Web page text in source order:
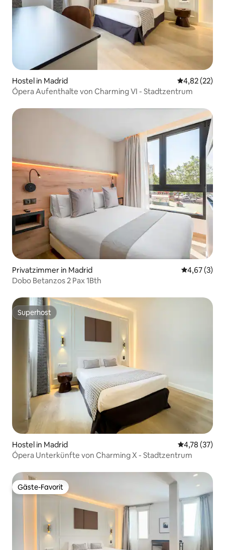
Hostel in Madrid
4,82 (22)
Ópera Aufenthalte von Charming VI - Stadtzentrum
Privatzimmer in Madrid
4,67 (3)
Dobo Betanzos 2 Pax 1Bth
Superhost
Superhost
Hostel in Madrid
4,78 (37)
Ópera Unterkünfte von Charming X - Stadtzentrum
Gäste-Favorit
Gäste-Favorit